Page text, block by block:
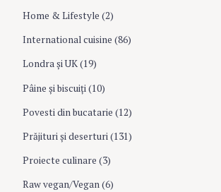
Home & Lifestyle (2)
International cuisine (86)
Londra şi UK(19)
Pâine şi biscuiţi (10)
Povesti din bucatarie (12)
Prăjituri şi deserturi(131)
Proiecte culinare (3)
Raw vegan/Vegan(6)